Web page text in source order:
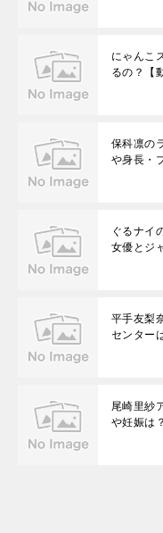
にゃんこ
るの？【
保科凛の
や身長・
ぐるナイ
女優とジ
平手友梨
センター
尾崎里紗
や妊娠は？